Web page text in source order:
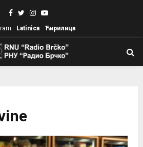
Facebook
TwitterInstagram
Youtube
Latinica Ћирилица